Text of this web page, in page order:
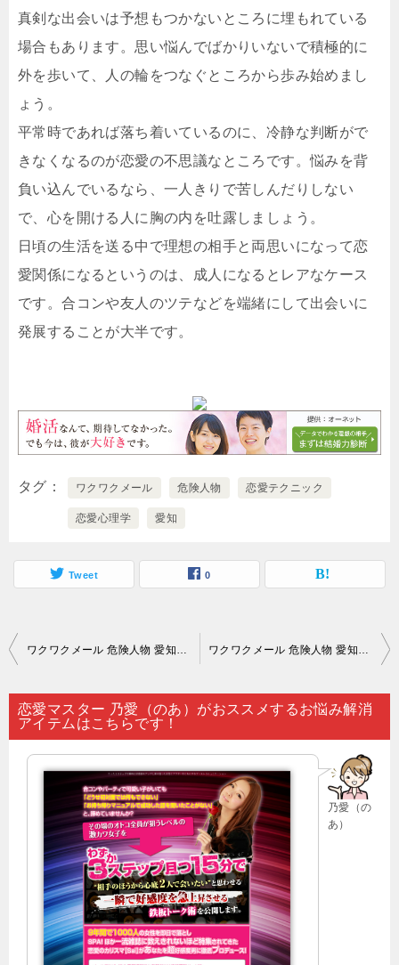
真剣な出会いは予想もつかないところに埋もれている
場合もあります。思い悩んでばかりいないで積極的に
外を歩いて、人の輪をつなぐところから歩み始めまし
ょう。
平常時であれば落ち着いているのに、冷静な判断がで
きなくなるのが恋愛の不思議なところです。悩みを背
負い込んでいるなら、一人きりで苦しんだりしない
で、心を開ける人に胸の内を吐露しましょう。
日頃の生活を送る中で理想の相手と両思いになって恋
愛関係になるというのは、成人になるとレアなケース
です。合コンや友人のツテなどを端緒にして出会いに
発展することが大半です。
タグ ワクワクメール 危険人物 恋愛テクニック
恋愛心理学 愛知
Tweet 0
投
ナ
ビ
ワクワクメール 危険人物 愛知｜日々の中で理想の人に出会えて恋愛が生まれるなどというのは…。 ワクワクメール 危険人物 愛知｜パートナーと別れることになるのは苦しく…。
恋愛マスター 乃愛（のあ）がおススメするお悩み解消
アイテムはこちらです！
乃愛（の
あ）